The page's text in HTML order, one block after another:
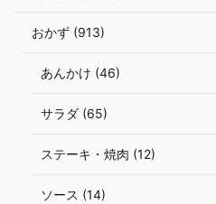
おかず (913)
あんかけ (46)
サラダ (65)
ステーキ・焼肉 (12)
ソース (14)